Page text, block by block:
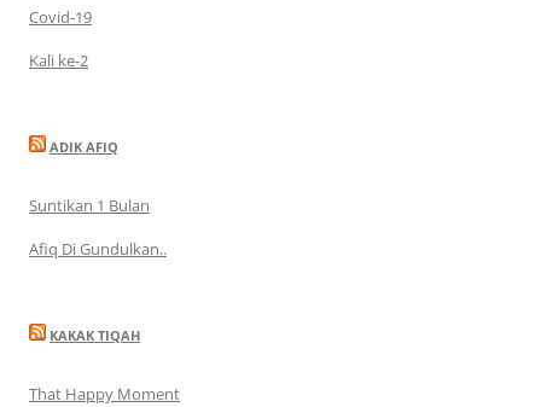
Covid-19
Kali ke-2
ADIK AFIQ
Suntikan 1 Bulan
Afiq Di Gundulkan..
KAKAK TIQAH
That Happy Moment